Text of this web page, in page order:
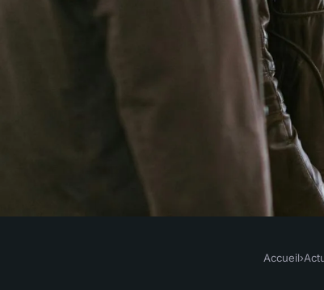
Accueil›